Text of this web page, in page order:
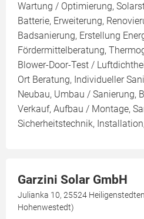
Wartung / Optimierung,
Batterie, Erweiterung,
Badsanierung, Erstellung
Fördermittelberatung,
Blower-Door-Test /
Ort Beratung, Individueller
Neubau, Umbau / Sanierung,
Verkauf, Aufbau / Montage,
Sicherheitstechnik,
Garzini Solar GmbH
Julianka 10, 25524
Hohenwestedt)